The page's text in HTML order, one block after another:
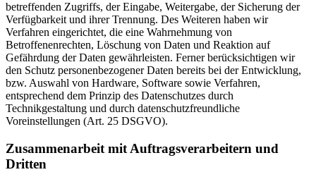
betreffenden Zugriffs, der Eingabe, Weitergabe, der Sicherung der
Verfügbarkeit und ihrer Trennung. Des Weiteren haben wir
Verfahren eingerichtet, die eine Wahrnehmung von
Betroffenenrechten, Löschung von Daten und Reaktion auf
Gefährdung der Daten gewährleisten. Ferner berücksichtigen wir
den Schutz personenbezogener Daten bereits bei der Entwicklung,
bzw. Auswahl von Hardware, Software sowie Verfahren,
entsprechend dem Prinzip des Datenschutzes durch
Technikgestaltung und durch datenschutzfreundliche
Voreinstellungen (Art. 25 DSGVO).
Zusammenarbeit mit Auftragsverarbeitern und
Dritten